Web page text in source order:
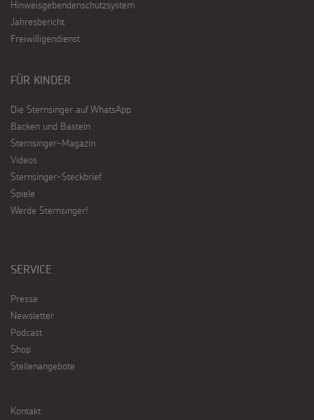
Hinweisgebendenschutzsystem
Jahresbericht
Freiwilligendienst
FÜR KINDER
Die Sternsinger auf WhatsApp
Backen und Basteln
Sternsinger-Magazin
Videos
Sternsinger-Steckbrief
Spiele
Werde Sternsinger!
SERVICE
Presse
Newsletter
Podcast
Shop
Stellenangebote
Kontakt